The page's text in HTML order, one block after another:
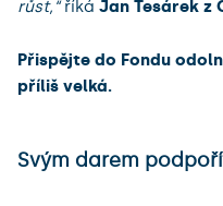
růst,“říká Jan Tesárek z
Přispějte do Fondu
příliš velká.
Svým darem